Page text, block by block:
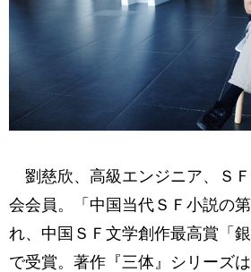
劉慈欣、高級エンジニア、Ｓ
会会員。「中国当代ＳＦ小説の
れ、中国ＳＦ文学創作最高賞「
で受賞。著作『三体』シリーズ